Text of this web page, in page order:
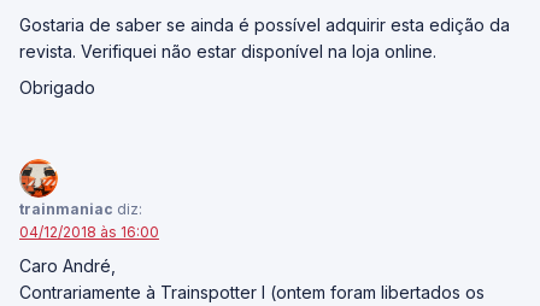
Gostaria de saber se ainda é possível adquirir esta edição da
revista. Verifiquei não estar disponível na loja online.
Obrigado
trainmaniac diz:
04/12/2018 às 16:00
Caro André,
Contrariamente à Trainspotter I (ontem foram libertados os